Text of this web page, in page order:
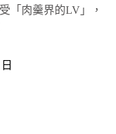
「肉羹界的LV」，